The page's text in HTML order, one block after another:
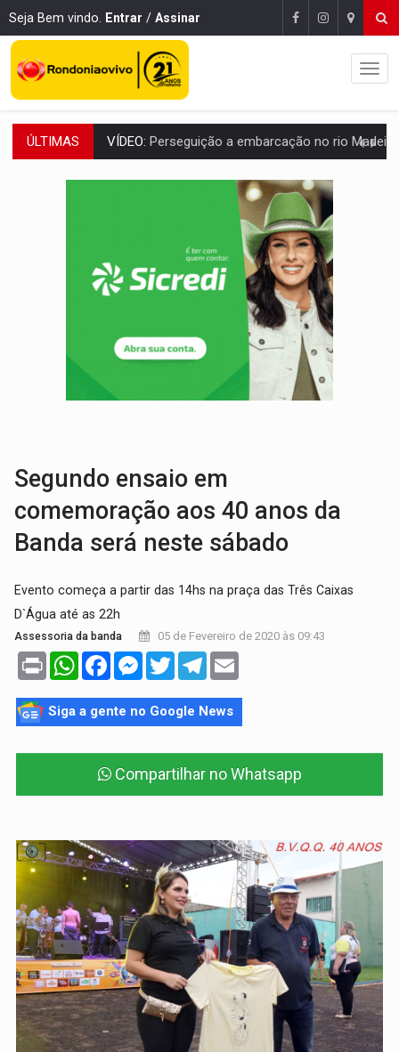
Seja Bem vindo. Entrar / Assinar
ÚLTIMAS MEGA SENA:Prêmio acumula para R$ 165
Publicação Legal:AVISO DE LICITAÇÃO: PREGÃO ELETRÔNICO Nº
UNNESA apresenta documentos e questiona
Ciclista é atropelado por carro na região Central de
Publicação Legal:AVISO DE LICITAÇÃO: PREGÃO ELETRÔNICO N.º
Confira classificados e detalhes do sorteio da Copa
Publicação Legal: CONCORRÊNCIA Nº 90504/2025/
EM 18 MESES: Léo Moraes entrega o que não conseguiram em anos na
Segundo ensaio em
comemoração aos 40 anos da
Banda será neste sábado
Evento começa a partir das 14hs na praça das Três Caixas
D`Água até as 22h
Assessoria da banda 05 de Fevereiro de 2020 às 09:43
Print WhatsAppFacebookMessenger
TwitterTelegram
Siga a gente no Google News
Compartilhar no Whatsapp